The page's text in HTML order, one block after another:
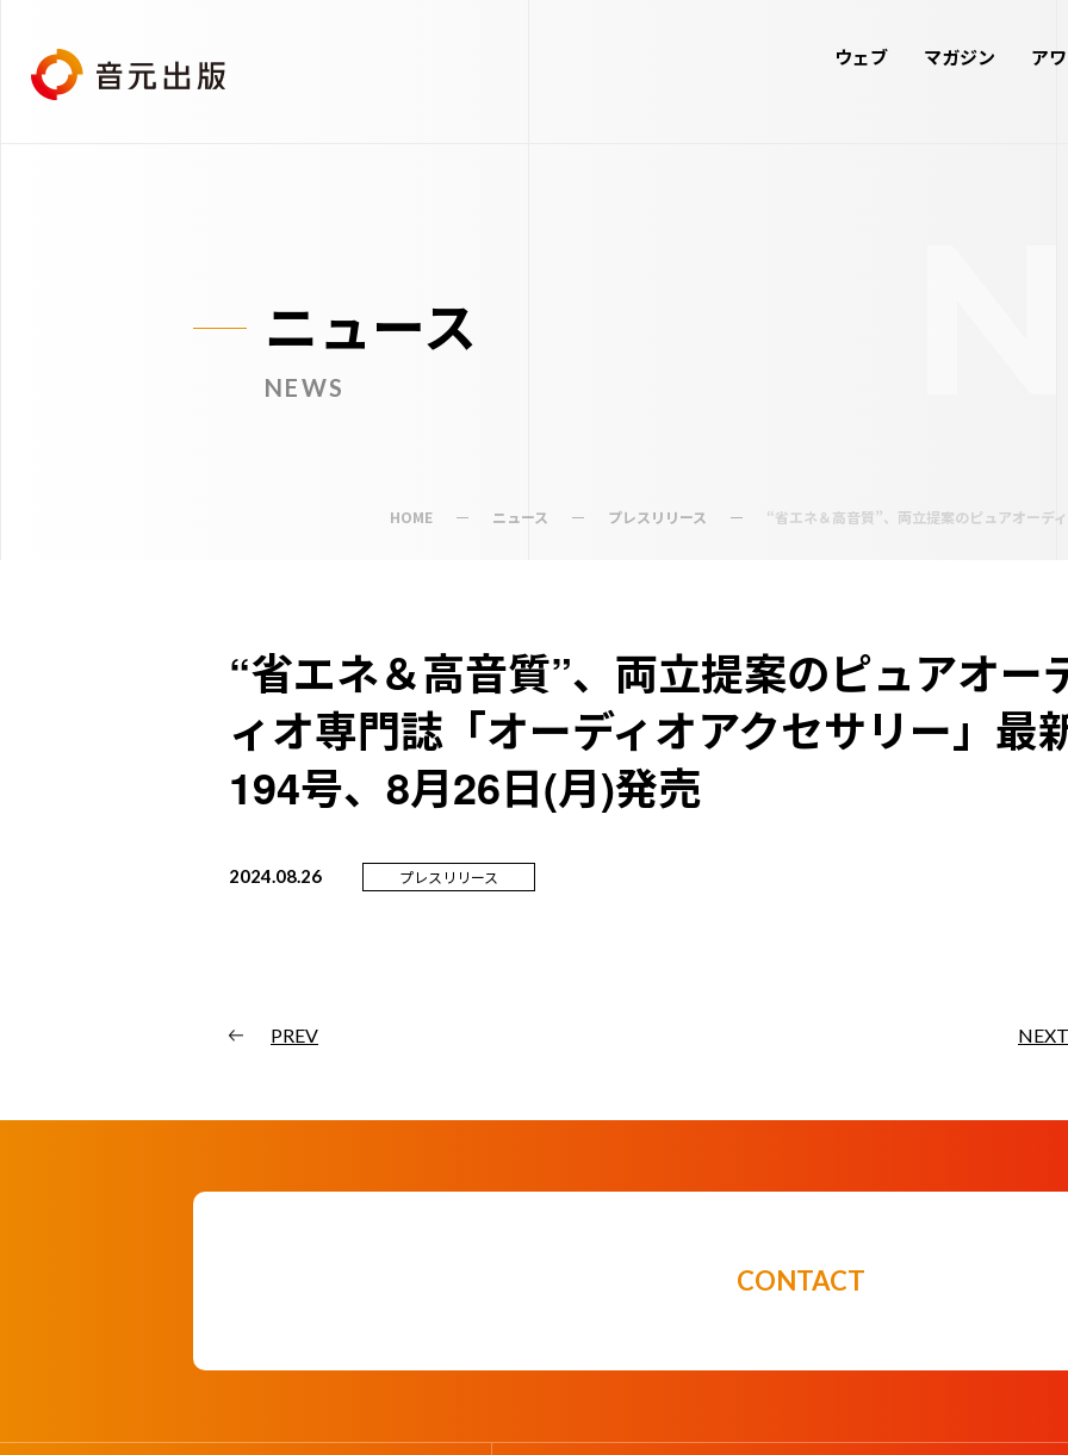
ウェブ マガジン ア
ニュース
NEWS
HOME ニュース プレスリリース “省エネ＆高音質”、両立提案のピュアオーデ
“省エネ＆高音質”、両立提案のピュアオー
ィオ専門誌「オーディオアクセサリー」最
194号、8月26日(月)発売
2024.08.26 プレスリリース
PREV NEXT
CONTACT